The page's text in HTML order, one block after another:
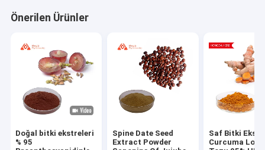
Önerilen Ürünler
Doğal bitki ekstreleri
% 95
Spine Date Seed
Extract Powder
Saf Bitki
Curcuma